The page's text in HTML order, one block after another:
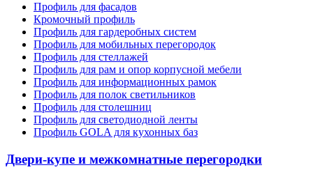
Профиль для фасадов
Кромочный профиль
Профиль для гардеробных систем
Профиль для мобильных перегородок
Профиль для стеллажей
Профиль для рам и опор корпусной мебели
Профиль для информационных рамок
Профиль для полок светильников
Профиль для столешниц
Профиль для светодиодной ленты
Профиль GOLA для кухонных баз
Двери-купе и межкомнатные перегородки